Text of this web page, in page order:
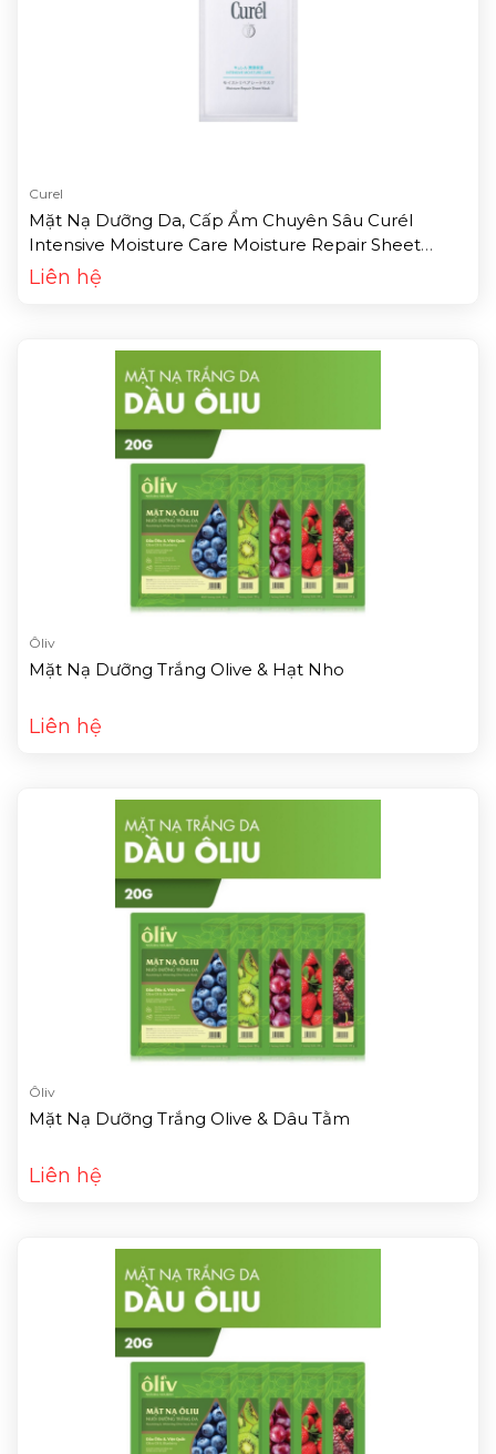
Curel
Mặt Nạ Dưỡng Da, Cấp Ẩm Chuyên Sâu Curél
Intensive Moisture Care Moisture Repair Sheet
Mask (01 Miếng)
Liên hệ
Ôliv
Mặt Nạ Dưỡng Trắng Olive & Hạt Nho
Liên hệ
Ôliv
Mặt Nạ Dưỡng Trắng Olive & Dâu Tằm
Liên hệ